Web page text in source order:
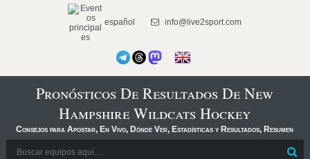
español info@live2sport.com
Pronósticos De Resultados De New
Hampshire Wildcats Hockey
Consejos para Apostar, En Vivo, Dónde Ver, Estadísticas y Resultados, Resumen